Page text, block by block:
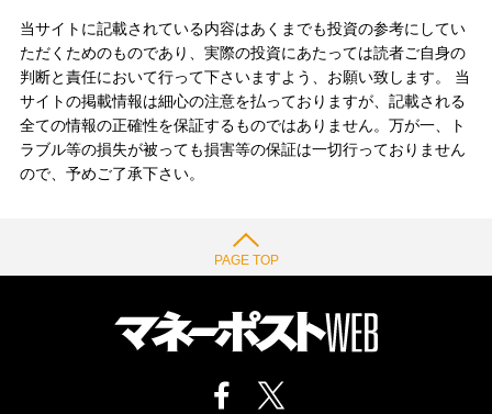
当サイトに記載されている内容はあくまでも投資の参考にしてい
ただくためのものであり、実際の投資にあたっては読者ご自身の
判断と責任において行って下さいますよう、お願い致します。 当
サイトの掲載情報は細心の注意を払っておりますが、記載される
全ての情報の正確性を保証するものではありません。万が一、ト
ラブル等の損失が被っても損害等の保証は一切行っておりません
ので、予めご了承下さい。
PAGE TOP